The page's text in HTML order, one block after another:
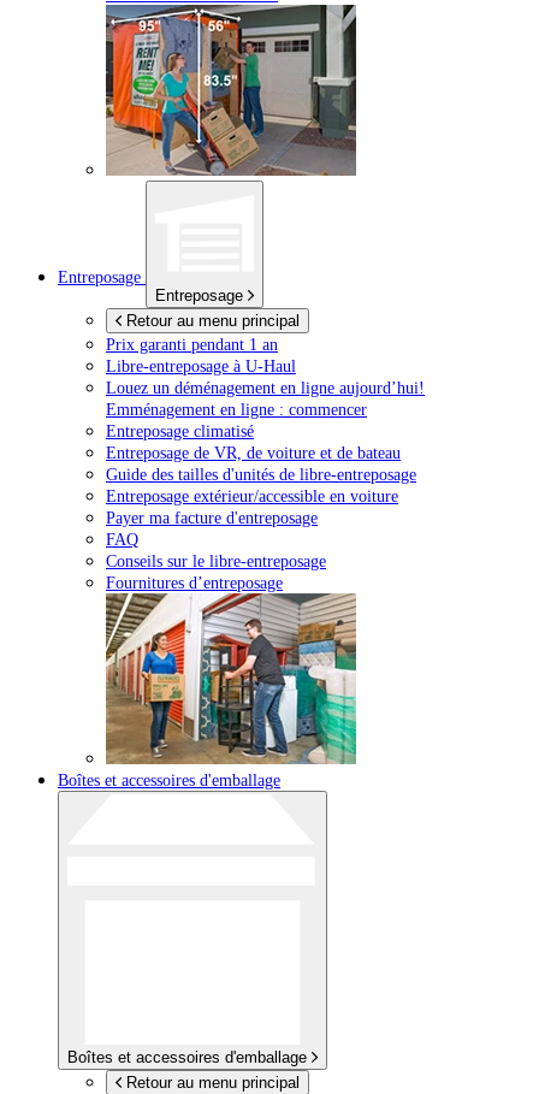
Entreposage
Entreposage
Retour au menu principal
Prix garanti pendant 1 an
Libre-entreposage à U-Haul
Louez un déménagement en ligne aujourd’hui!
Emménagement en ligne : commencer
Entreposage climatisé
Entreposage de VR, de voiture et de bateau
Guide des tailles d'unités de libre-entreposage
Entreposage extérieur/accessible en voiture
Payer ma facture d'entreposage
FAQ
Conseils sur le libre-entreposage
Fournitures d’entreposage
Boîtes et accessoires d'emballage
Boîtes et accessoires d'emballage
Retour au menu principal